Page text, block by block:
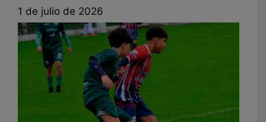
1 de julio de 2026